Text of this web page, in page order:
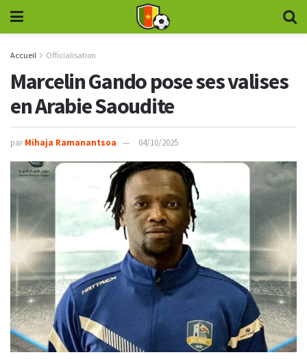
Accueil Officialisation
Marcelin Gando pose ses valises
en Arabie Saoudite
par Mihaja Ramanantsoa 04/10/2025